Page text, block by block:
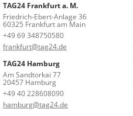
TAG24 Frankfurt a. M.
Friedrich-Ebert-Anlage 36
60325 Frankfurt am Main
+49 69 348750580
frankfurt@tag24.de
TAG24 Hamburg
Am Sandtorkai 77
20457 Hamburg
+49 40 228608090
hamburg@tag24.de